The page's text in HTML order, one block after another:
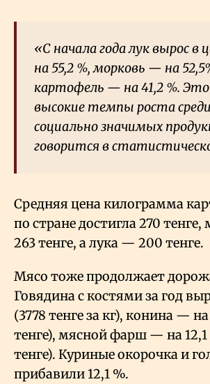
«С начала года лук вырос в
на 55,2 %, морковь — на
картофель — на 41,2 %.
высокие темпы роста среди
социально значимых
говорится в
Средняя цена килограмма
по стране достигла 270
263 тенге, а лука — 200 тенге.
Мясо тоже продолжает
Говядина с костями за год
(3778 тенге за кг), конина — на
тенге), мясной фарш — на 12,1
тенге). Куриные окорочка и
прибавили 12,1 %.